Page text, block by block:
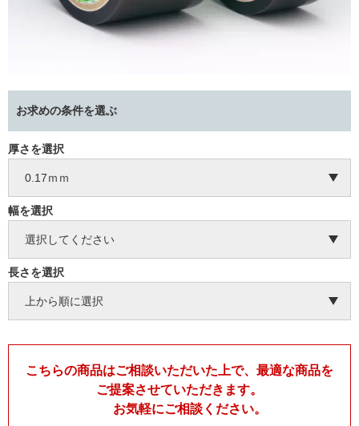
お求めの条件を選ぶ
厚さを選択
幅を選択
長さを選択
こちらの商品はご相談いただいた上で、最適な商品を
ご提案させていただきます。
お気軽にご相談ください。